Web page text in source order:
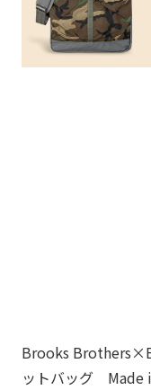
Brooks
ットバッグ Made